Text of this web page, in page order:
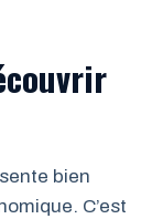
bien
C’est